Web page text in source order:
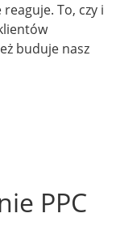
To, czy i
buduje nasz
PPC